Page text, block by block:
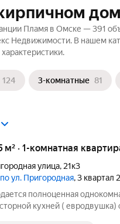
Пламя в Омске — 391
Недвижимости. В нашем
124 3-комнатные 81
м² · 1-комнатная
улица, 21к3
по ул. Пригородная, 3 квартал
полноценная
кухней (